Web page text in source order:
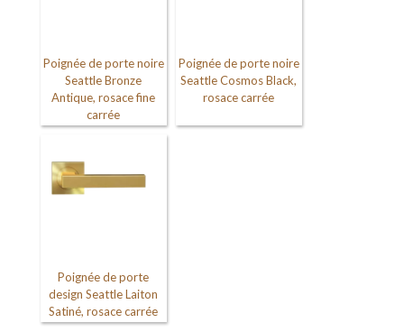
Poignée de porte noire
Seattle Bronze
Antique, rosace fine
carrée
Poignée de porte noire
Seattle Cosmos Black,
rosace carrée
Poignée de porte
design Seattle Laiton
Satiné, rosace carrée